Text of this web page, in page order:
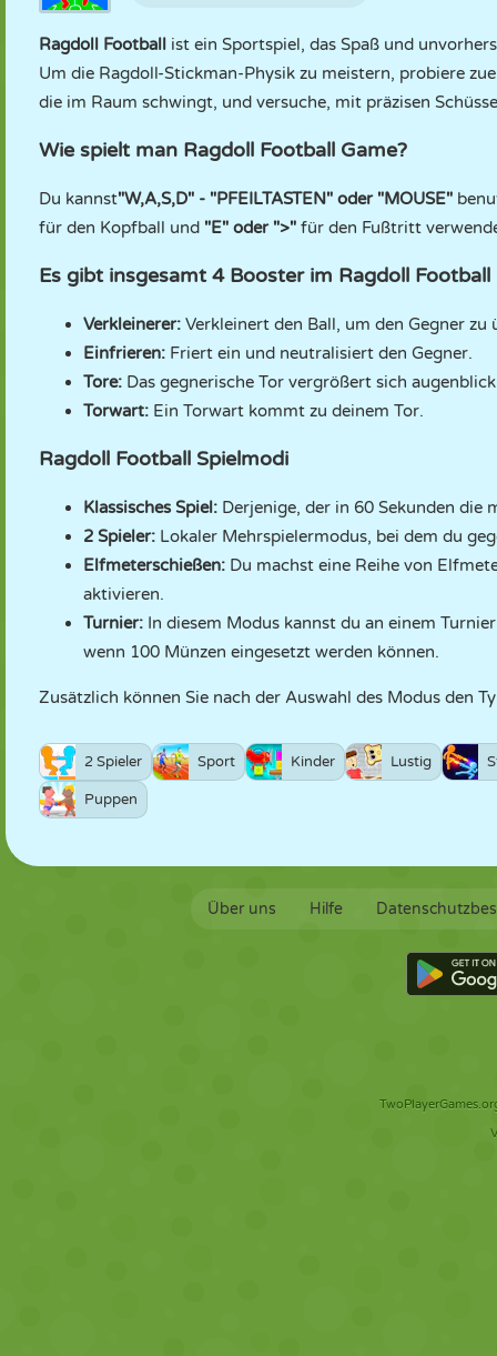
Ragdoll Football ist ein Sportspiel, das Spaß und
Um die Ragdoll-Stickman-Physik zu meistern, probiere
die im Raum schwingt, und versuche, mit präzisen
Wie spielt man Ragdoll Football Game?
Du kannst"W,A,S,D" - "PFEILTASTEN" oder "MOUSE"
für den Kopfball und "E" oder ">" für den Fußtritt
Es gibt insgesamt 4 Booster im Ragdoll Football
Verkleinerer: Verkleinert den Ball, um den Gegner zu
Einfrieren: Friert ein und neutralisiert den Gegner.
Tore: Das gegnerische Tor vergrößert sich
Torwart: Ein Torwart kommt zu deinem Tor.
Ragdoll Football Spielmodi
Klassisches Spiel: Derjenige, der in 60 Sekunden die
2 Spieler: Lokaler Mehrspielermodus, bei dem du
Elfmeterschießen: Du machst eine Reihe von
aktivieren.
Turnier: In diesem Modus kannst du an einem
wenn 100 Münzen eingesetzt werden können.
Zusätzlich können Sie nach der Auswahl des Modus den
2 Spieler Sport Kinder Lustig
Puppen
Über uns Hilfe